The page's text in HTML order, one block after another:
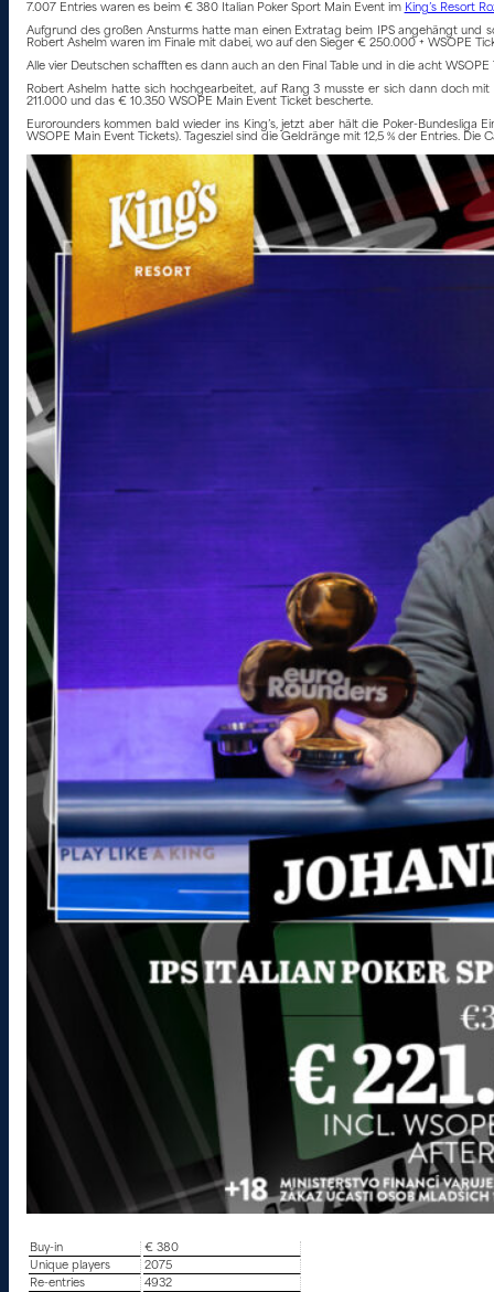
7.007 Entries waren es beim € 380 Italian Poker Sport Main Event im King’s Resort
Aufgrund des großen Ansturms hatte man einen Extratag beim IPS angehängt und
Robert Ashelm waren im Finale mit dabei, wo auf den Sieger € 250.000 + WSOPE
Alle vier Deutschen schafften es dann auch an den Final Table und in die acht
Robert Ashelm hatte sich hochgearbeitet, auf Rang 3 musste er sich dann doch
211.000 und das € 10.350 WSOPE Main Event Ticket bescherte.
Eurorounders kommen bald wieder ins King’s, jetzt aber hält die Poker-Bundesliga
WSOPE Main Event Tickets). Tagesziel sind die Geldränge mit 12,5 % der Entries.
Buy-in
€ 380
Unique players
2075
Re-entries
4932